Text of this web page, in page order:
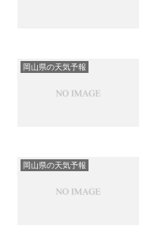
岡山県の天気予報
岡山県の天気予報